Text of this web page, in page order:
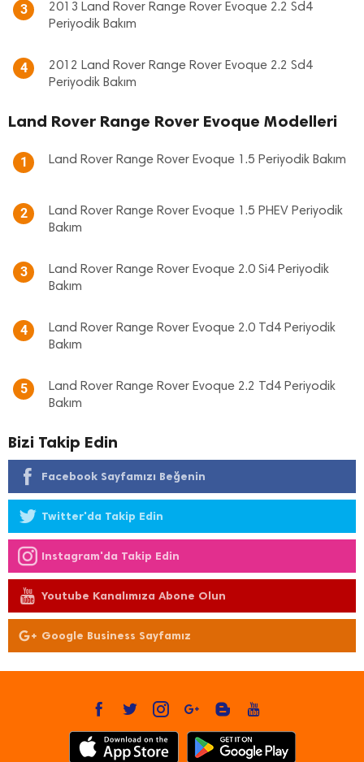
3
2013 Land Rover Range Rover Evoque 2.2 Sd4
Periyodik Bakım
4
2012 Land Rover Range Rover Evoque 2.2 Sd4
Periyodik Bakım
Land Rover Range Rover Evoque Modelleri
1 Land Rover Range Rover Evoque 1.5 Periyodik Bakım
2
Land Rover Range Rover Evoque 1.5 PHEV Periyodik
Bakım
3
Land Rover Range Rover Evoque 2.0 Si4 Periyodik
Bakım
4
Land Rover Range Rover Evoque 2.0 Td4 Periyodik
Bakım
5
Land Rover Range Rover Evoque 2.2 Td4 Periyodik
Bakım
Bizi Takip Edin
Facebook Sayfamızı Beğenin
Twitter'da Takip Edin
Instagram'da Takip Edin
Youtube Kanalımıza Abone Olun
Google Business Sayfamız